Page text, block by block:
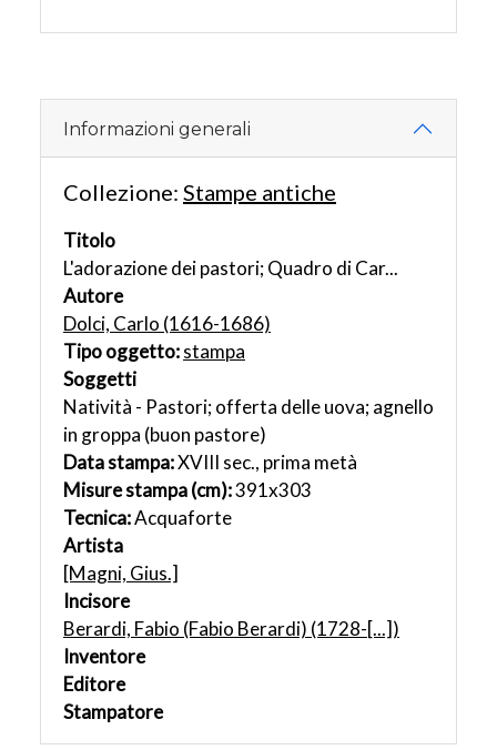
Informazioni generali
Collezione: Stampe antiche
Titolo
L'adorazione dei pastori; Quadro di Car...
Autore
Dolci, Carlo (1616-1686)
Tipo oggetto:stampa
Soggetti
Natività - Pastori; offerta delle uova; agnello
in groppa (buon pastore)
Data stampa:XVIII sec., prima metà
Misure stampa (cm):391x303
Tecnica:Acquaforte
Artista
[Magni, Gius.]
Incisore
Berardi, Fabio (Fabio Berardi) (1728-[...])
Inventore
Editore
Stampatore